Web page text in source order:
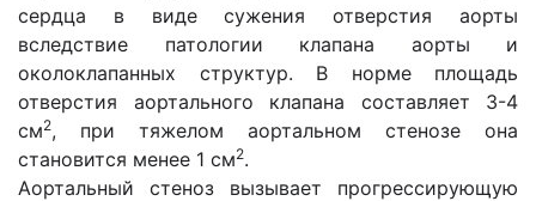
сердца в виде сужения отверстия аорты
вследствие патологии клапана аорты и
околоклапанных структур. В норме площадь
отверстия аортального клапана составляет 3-4
см2, при тяжелом аортальном стенозе она
становится менее 1 см2.
Аортальный стеноз вызывает прогрессирующую